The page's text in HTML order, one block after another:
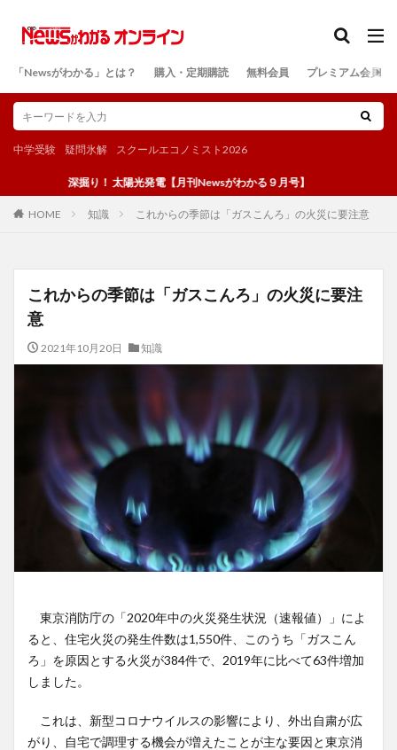
「Newsがわかる」とは？ 購入・定期購読 無料会員 プレミアム会員
中学受験 疑問氷解 スクールエコノミスト2026
深掘り！ 太陽光発電【月刊Newsがわかる９月号】
HOME 知識 これからの季節は「ガスこんろ」の火災に要注意
これからの季節は「ガスこんろ」の火災に要注
意
2021年10月20日 知識
東京消防庁の「2020年中の火災発生状況（速報値）」によ
ると、住宅火災の発生件数は1,550件、このうち「ガスこん
ろ」を原因とする火災が384件で、2019年に比べて63件増加
しました。
これは、新型コロナウイルスの影響により、外出自粛が広
がり、自宅で調理する機会が増えたことが主な要因と東京消
検索